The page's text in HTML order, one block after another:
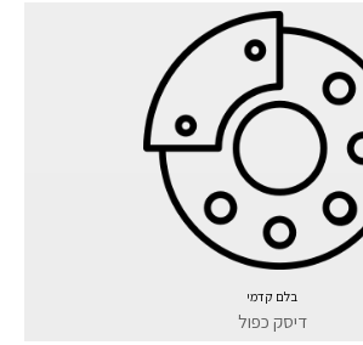
בלם קדמי
דיסק כפול